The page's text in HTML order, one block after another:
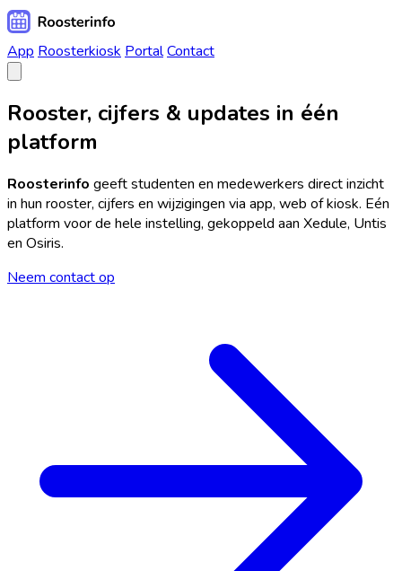
App Roosterkiosk PortalContact
Rooster, cijfers & updates in één
platform
Roosterinfo geeft studenten en medewerkers direct inzicht
in hun rooster, cijfers en wijzigingen via app, web of kiosk. Eén
platform voor de hele instelling, gekoppeld aan Xedule, Untis
en Osiris.
Neem contact op